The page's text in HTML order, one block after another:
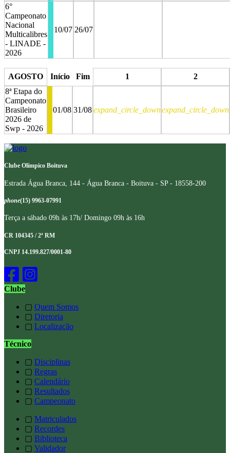
6°
Campeonato
Nacional
Multicalibres
- LINADE -
2026
10/07 26/07
AGOSTO
Início Fim 1
2
8ª Etapa do
Campeonato
Brasileiro
2026 de
Swp - 2026
01/08 31/08expand_circle_downexpand_circle_down
Clube Olímpico Boituva
Estrada Água Branca, 144 - Água Branca - Boituva - SP - 18558-200
phone(15) 9963-07991
Terça a sábado 09h às 17h/ Domingo 09h às 16h
CR 104345 / 2ª RM
CNPJ 14.199.827/0001-80
Clube
▢ Quem Somos
▢ Diretoria
▢ Localização
Técnico
▢ Disciplinas
▢ Regras
▢ Calendário
▢ Resultados
▢ Campeonato
▢ Matriculados
▢ Recordes
▢ Biblioteca
▢ Validador